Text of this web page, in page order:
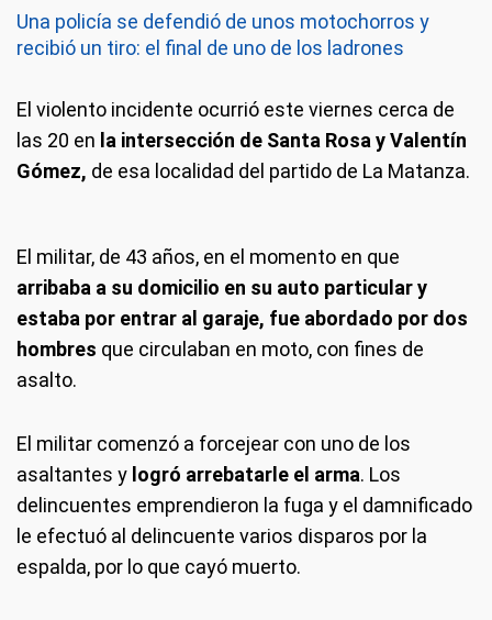
Una policía se defendió de unos motochorros y
recibió un tiro: el final de uno de los ladrones
El violento incidente ocurrió este viernes cerca de
las 20 en la intersección de Santa Rosa y Valentín
Gómez, de esa localidad del partido de La Matanza.
El militar, de 43 años, en el momento en que
arribaba a su domicilio en su auto particular y
estaba por entrar al garaje, fue abordado por dos
hombres que circulaban en moto, con fines de
asalto.
El militar comenzó a forcejear con uno de los
asaltantes y logró arrebatarle el arma. Los
delincuentes emprendieron la fuga y el damnificado
le efectuó al delincuente varios disparos por la
espalda, por lo que cayó muerto.